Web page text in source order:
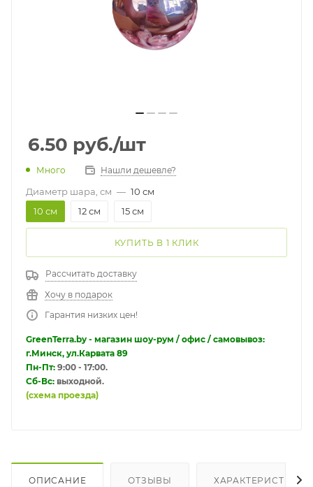
6.50 руб./шт
Много Нашли дешевле?
Диаметр шара, см — 10 см
10 см
12 см 15 см
КУПИТЬ В 1 КЛИК
Рассчитать доставку
Хочу в подарок
Гарантия низких цен!
GreenTerra.by - магазин шоу-рум / офис / самовывоз:
г.Минск, ул.Карвата 89
Пн-Пт: 9:00 - 17:00.
Сб-Вс: выходной.
(схема проезда)
ОПИСАНИЕ ОТЗЫВЫ ХАРАКТЕРИСТИКИ